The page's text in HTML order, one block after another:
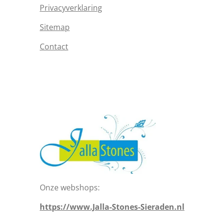
Privacyverklaring
Sitemap
Contact
Onze webshops:
https://www.Jalla-Stones-Sieraden.nl